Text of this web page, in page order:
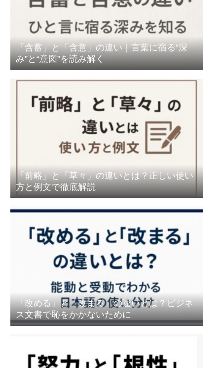
「含蓄」と「含意」の違い｜言葉に宿る“深
み”と“意図”を読み解く
「前略」と「草々」の違いとは？正しい使い
方と例文で徹底解説
「改める」と「改まる」の違いとは？ビジネ
ス文書で恥をかかないために